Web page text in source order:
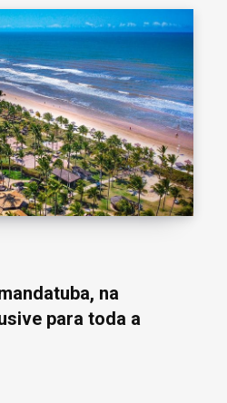
na
para toda a